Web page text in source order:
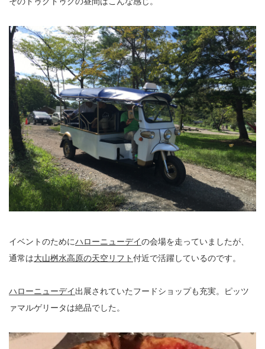
イベントのためにハローニューデイの会場を走っていましたが、
通常は大山桝水高原の天空リフト付近で活躍しているのです。
ハローニューデイ出展されていたフードショップも充実。ピッツ
ァマルゲリータは絶品でした。